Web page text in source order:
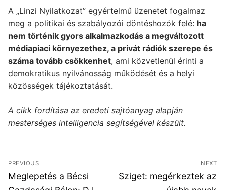
A „Linzi Nyilatkozat” egyértelmű üzenetet fogalmaz
meg a politikai és szabályozói döntéshozók felé: ha
nem történik gyors alkalmazkodás a megváltozott
médiapiaci környezethez, a privát rádiók szerepe és
száma tovább csökkenhet, ami közvetlenül érinti a
demokratikus nyilvánosság működését és a helyi
közösségek tájékoztatását.
A cikk fordítása az eredeti sajtóanyag alapján
mesterséges intelligencia segítségével készült.
Bejegyzés
navigáció
PREVIOUS
Previous
post:
Meglepetés a Bécsi
NEXT
Next
Sziget: megérkeztek az